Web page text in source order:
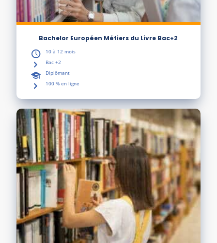
Bachelor Européen Métiers du Livre Bac+2
10 à 12 mois
Bac +2
Diplômant
100 % en ligne